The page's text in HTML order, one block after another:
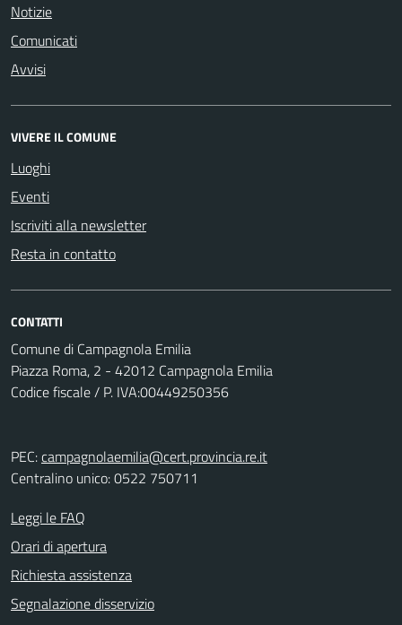
Notizie
Comunicati
Avvisi
VIVERE IL COMUNE
Luoghi
Eventi
Iscriviti alla newsletter
Resta in contatto
CONTATTI
Comune di Campagnola Emilia
Piazza Roma, 2 - 42012 Campagnola Emilia
Codice fiscale / P. IVA:00449250356
PEC:campagnolaemilia@cert.provincia.re.it
Centralino unico: 0522 750711
Leggi le FAQ
Orari di apertura
Richiesta assistenza
Segnalazione disservizio